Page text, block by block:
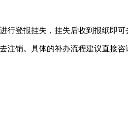
登报挂失，挂失后收到报纸即可
注销。具体的补办流程建议直接